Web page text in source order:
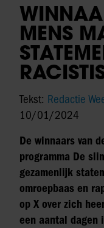
MENS
Tekst: Redactie
10/01/2024
De winnaars van
programma De
gezamenlijk
omroepbaas en
op X over zich
een aantal dagen